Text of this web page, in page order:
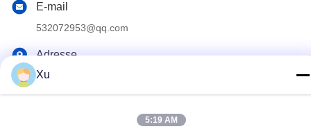
E-mail
532072953@qq.com
Adresse
No 13-3, rue Tianshun, district de Lu, ville de Yangshan,
Xu
5:19 AM